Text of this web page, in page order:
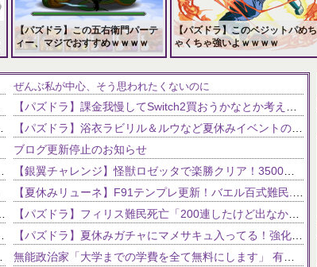
【パズドラ】この五右衛門パーテ
ィー、マジでおすすめｗｗｗｗ
115,979 views
【パズドラ】このベジットパめち
ゃくちゃ強いよｗｗｗｗ
102,639 views
NEW!
NEW!
NEW!
ぜんぶ私が中心、そう思われたくないのに
ブログ更新停止のお知らせ